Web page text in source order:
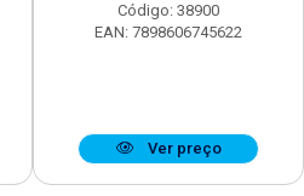
Código: 38900
EAN: 7898606745622
Ver preço